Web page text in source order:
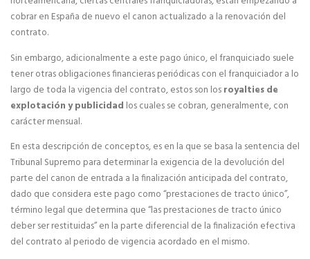
Programa de Ayudas y Subvenciones para
Emprendedores 2025 (PASE)
Expansión de franquicias
Expansión internacional de franquicias
CONSULTORES DE FRANQUICIAS
Estudios e Informes
Ferias y Salones de Franquicia
cobrar en España de nuevo el canon actualizado a la renovación del
contrato.
Sin embargo, adicionalmente a este pago único, el franquiciado suele
tener otras obligaciones financieras periódicas con el franquiciador a lo
largo de toda la vigencia del contrato, estos son losroyalties de
explotación y publicidad los cuales se cobran, generalmente, con
carácter mensual.
En esta descripción de conceptos, es en la que se basa la sentencia del
Tribunal Supremo para determinar la exigencia de la devolución del
parte del canon de entrada a la finalización anticipada del contrato,
dado que considera este pago como “prestaciones de tracto único”,
término legal que determina que “las prestaciones de tracto único
deber ser restituidas” en la parte diferencial de la finalización efectiva
del contrato al periodo de vigencia acordado en el mismo.